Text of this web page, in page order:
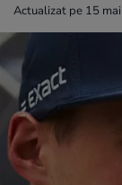
Actualizat pe 15